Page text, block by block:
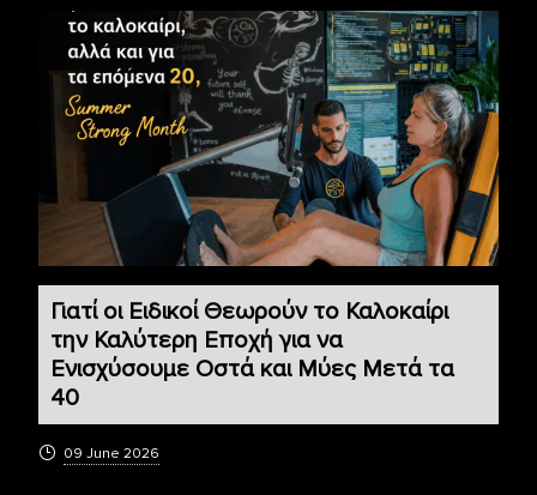
Γιατί οι Ειδικοί Θεωρούν το Καλοκαίρι
την Καλύτερη Εποχή για να
Ενισχύσουμε Οστά και Μύες Μετά τα
40
09 June 2026